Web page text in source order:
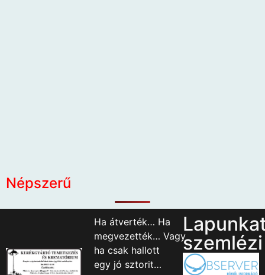
Népszerű
Ha átverték… Ha
megvezették… Vagy
ha csak hallott
egy jó sztorit…
szemlézi